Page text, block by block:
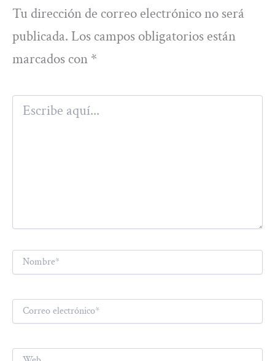
Tu dirección de correo electrónico no será
publicada. Los campos obligatorios están
marcados con *
Escribe
aquí...
Nombre*
Correo
electrónico*
Web